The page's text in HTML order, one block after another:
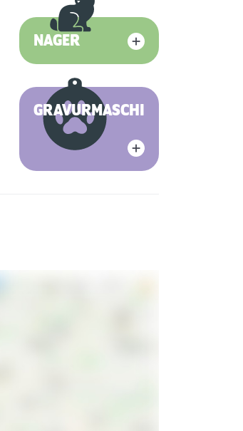
NAGER
GRAVURMASCHINE